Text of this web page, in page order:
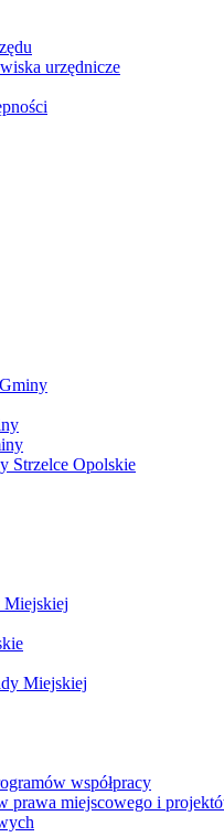
urzędnicze
Strzelce Opolskie
Miejskiej
Miejskiej
współpracy
prawa miejscowego i